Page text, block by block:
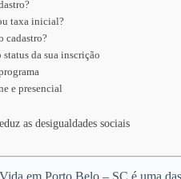
taxa inicial?
cadastro?
da sua inscrição
e presencial
as desigualdades sociais
em Porto Belo – SC é uma